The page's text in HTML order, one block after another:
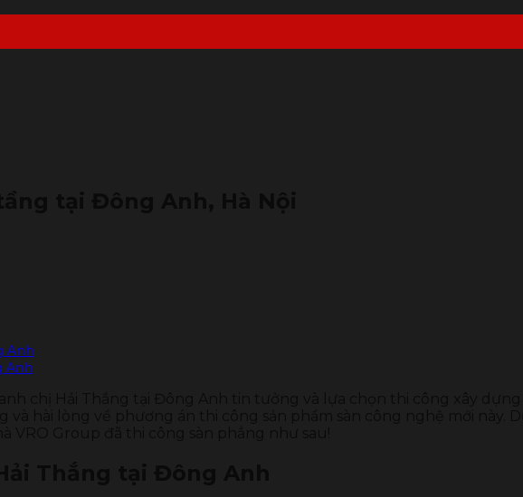
tại Đông Anh, Hà Nội
Anh
Anh
chị Hải Thắng tại Đông Anh tin tưởng và lựa chọn thi công xây
hài lòng về phương án thi công sản phẩm sàn công nghệ mới này.
VRO Group đã thi công sàn phẳng như sau!
Thắng tại Đông Anh